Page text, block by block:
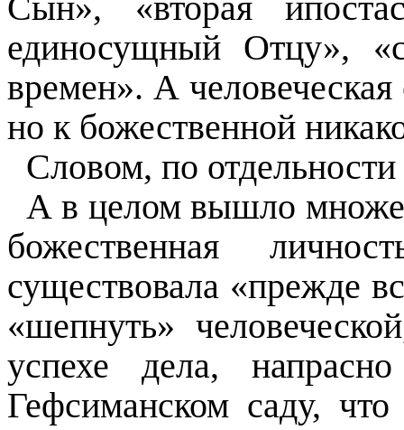
Сын», «вторая
единосущный Отцу»,
времен». А
но к божественной
Словом, по
А в целом вышло
божественная
существовала «прежде
«шепнуть»
успехе дела,
Гефсиманском саду,